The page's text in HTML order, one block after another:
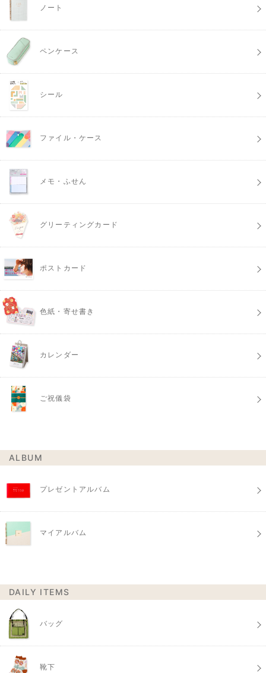
ノート
ペンケース
シール
ファイル・ケース
メモ・ふせん
グリーティングカード
ポストカード
色紙・寄せ書き
カレンダー
ご祝儀袋
ALBUM
プレゼントアルバム
マイアルバム
DAILY ITEMS
バッグ
靴下